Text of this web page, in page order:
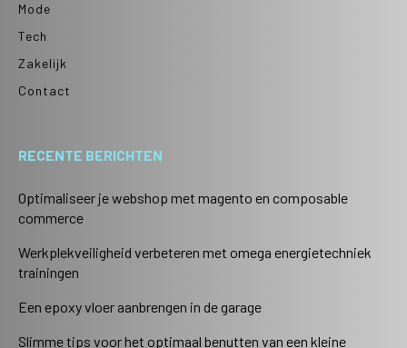
Mode
Tech
Zakelijk
Contact
RECENTE BERICHTEN
Optimaliseer je webshop met magento en composable
commerce
Werkplekveiligheid verbeteren met omega energietechniek
trainingen
Een epoxy vloer aanbrengen in de garage
Slimme tips voor het optimaal benutten van een kleine